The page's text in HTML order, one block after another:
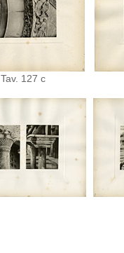
Tav. 127 c